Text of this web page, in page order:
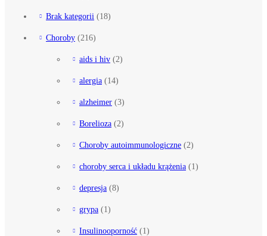
Brak kategorii (18)
Choroby (216)
aids i hiv (2)
alergia (14)
alzheimer (3)
Borelioza (2)
Choroby autoimmunologiczne (2)
choroby serca i układu krążenia (1)
depresja (8)
grypa (1)
Insulinooporność (1)